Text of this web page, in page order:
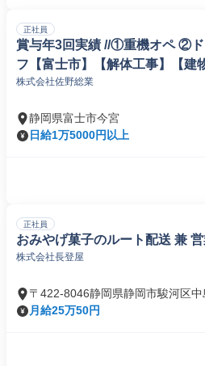
正社員
賞与年3回実績 //①重機オペ ②
フ【富士市】【解体工事】【建
資格手当あり
株式会社佐野総業
静岡県富士市今宮
日給1万5000円以上
正社員
おみやげ菓子のルート配送 兼
株式会社長登屋
〒422-8046静岡県静岡市駿河区中
月給25万50円